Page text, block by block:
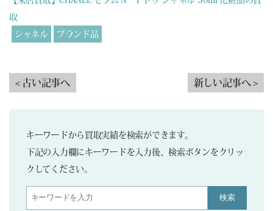
取
シャネル
ブランド品
< 古い記事へ 新しい記事へ >
キーワードから買取実績を検索ができます。
下記の入力欄にキーワードを入力後、検索ボタンをクリッ
クしてください。
検索